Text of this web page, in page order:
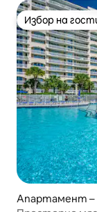
Избор на
Избор на
Апартамент –